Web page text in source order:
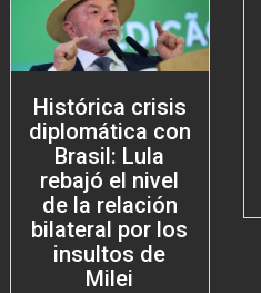
Histórica crisis
diplomática con
Brasil: Lula
rebajó el nivel
de la relación
bilateral por los
insultos de
Milei